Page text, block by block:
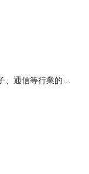
等行業的加工設備